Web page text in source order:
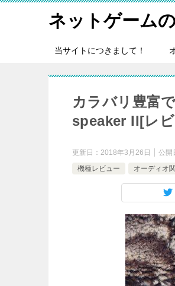
ネットゲーム
当サイトにつきまして！
カラバリ豊富
speaker II[レ
更新日： 2018年3月26日 公開
機種レビュー
オーディオ